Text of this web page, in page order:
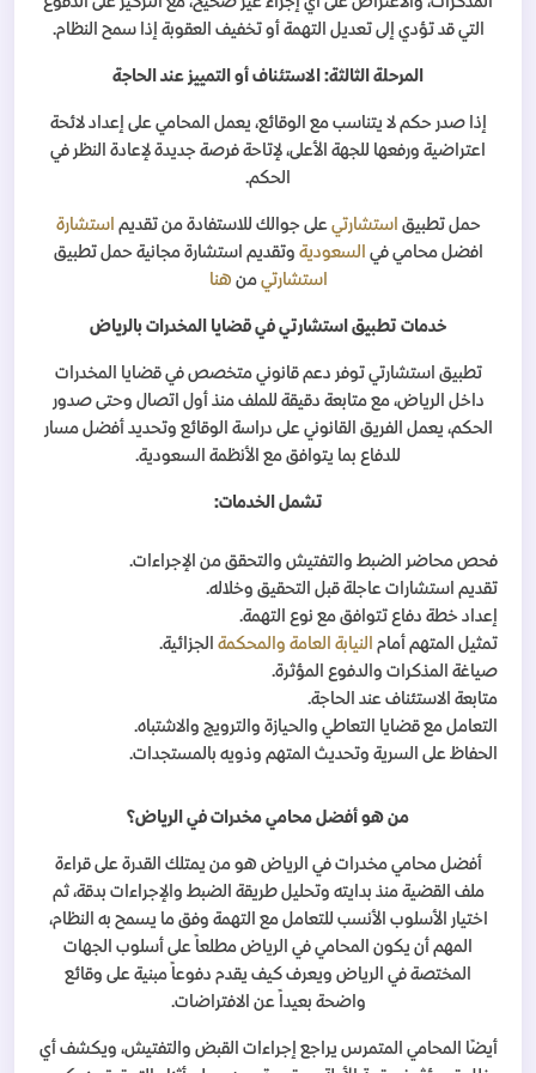
التي قد تؤدي إلى تعديل التهمة أو تخفيف العقوبة إذا سمح النظام.
المرحلة الثالثة: الاستئناف أو التمييز عند الحاجة
إذا صدر حكم لا يتناسب مع الوقائع، يعمل المحامي على إعداد لائحة
اعتراضية ورفعها للجهة الأعلى، لإتاحة فرصة جديدة لإعادة النظر في
الحكم.
حمل تطبيق استشارتيعلى جوالك للاستفادة من تقديم استشارة
افضل محامي في السعودية وتقديم استشارة مجانية حمل تطبيق
استشارتيمن هنا
خدمات تطبيق استشارتي في قضايا المخدرات بالرياض
تطبيق استشارتي توفر دعم قانوني متخصص في قضايا المخدرات
داخل الرياض، مع متابعة دقيقة للملف منذ أول اتصال وحتى صدور
الحكم، يعمل الفريق القانوني على دراسة الوقائع وتحديد أفضل مسار
للدفاع بما يتوافق مع الأنظمة السعودية.
تشمل الخدمات:
فحص محاضر الضبط والتفتيش والتحقق من الإجراءات.
تقديم استشارات عاجلة قبل التحقيق وخلاله.
إعداد خطة دفاع تتوافق مع نوع التهمة.
تمثيل المتهم أمام النيابة العامة والمحكمة الجزائية.
صياغة المذكرات والدفوع المؤثرة.
متابعة الاستئناف عند الحاجة.
التعامل مع قضايا التعاطي والحيازة والترويج والاشتباه.
الحفاظ على السرية وتحديث المتهم وذويه بالمستجدات.
من هو أفضل محامي مخدرات في الرياض؟
أفضل محامي مخدرات في الرياض هو من يمتلك القدرة على قراءة
ملف القضية منذ بدايته وتحليل طريقة الضبط والإجراءات بدقة، ثم
اختيار الأسلوب الأنسب للتعامل مع التهمة وفق ما يسمح به النظام،
المهم أن يكون المحامي في الرياض مطلعاً على أسلوب الجهات
المختصة في الرياض ويعرف كيف يقدم دفوعاً مبنية على وقائع
واضحة بعيداً عن الافتراضات.
أيضًا المحامي المتمرس يراجع إجراءات القبض والتفتيش، ويكشف أي